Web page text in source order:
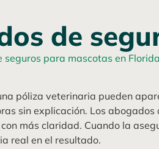
de
seguros para mascotas en Florida
póliza veterinaria pueden
sin explicación. Los
más claridad. Cuando la
real en el resultado.